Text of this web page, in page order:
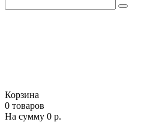
Корзина
0 товаров
На сумму 0 р.